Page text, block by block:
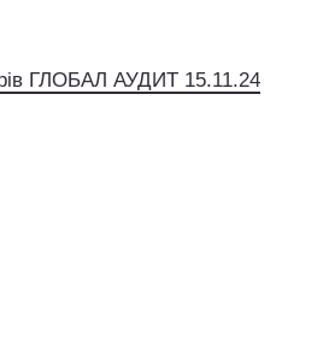
ГЛОБАЛ АУДИТ 15.11.24